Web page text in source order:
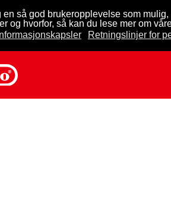
en så god brukeropplevelse som
og hvorfor, så kan du lese mer om
Retningslinjer for